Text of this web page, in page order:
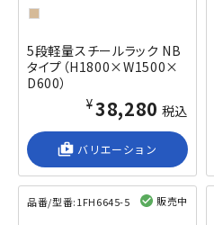
5段軽量スチールラック NB
タイプ（H1800×W1500×
D600）
¥38,280 税込
shop_2 バリエーション
品番/型番:1FH6645-5 販売中